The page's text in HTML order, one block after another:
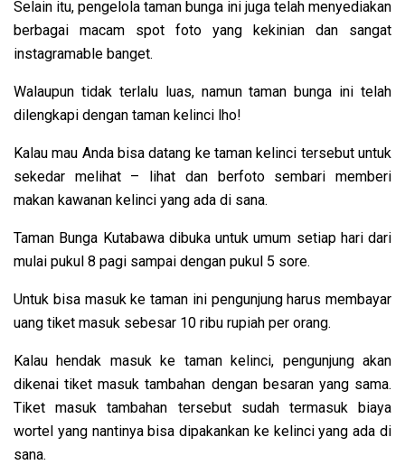
Selain itu, pengelola taman bunga ini juga telah menyediakan
berbagai macam spot foto yang kekinian dan sangat
instagramable banget.
Walaupun tidak terlalu luas, namun taman bunga ini telah
dilengkapi dengan taman kelinci lho!
Kalau mau Anda bisa datang ke taman kelinci tersebut untuk
sekedar melihat – lihat dan berfoto sembari memberi
makan kawanan kelinci yang ada di sana.
Taman Bunga Kutabawa dibuka untuk umum setiap hari dari
mulai pukul 8 pagi sampai dengan pukul 5 sore.
Untuk bisa masuk ke taman ini pengunjung harus membayar
uang tiket masuk sebesar 10 ribu rupiah per orang.
Kalau hendak masuk ke taman kelinci, pengunjung akan
dikenai tiket masuk tambahan dengan besaran yang sama.
Tiket masuk tambahan tersebut sudah termasuk biaya
wortel yang nantinya bisa dipakankan ke kelinci yang ada di
sana.